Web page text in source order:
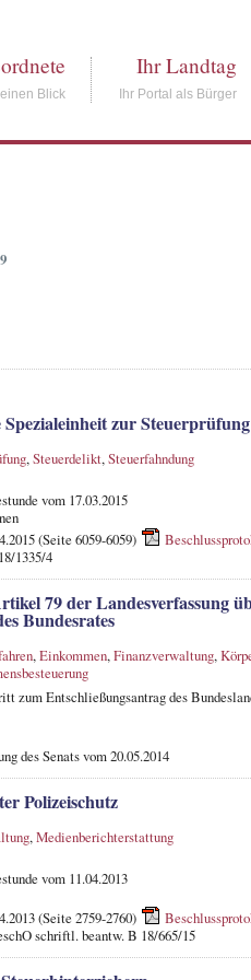
Blick
Ihr Landtag
Ihr Portal als Bürger
zur
,Steuerdelikt,Steuerfahndung
vom 17.03.2015
(Seite 6059-6059)
1335/4
79 der Landesverfassung
Bundesrates
,Einkommen,Finanzverwaltung,
zum Entschließungsantrag des
des Senats vom 20.05.2014
Polizeischutz
,Medienberichterstattung
vom 11.04.2013
(Seite 2759-2760)
schriftl. beantw. B 18/665/15